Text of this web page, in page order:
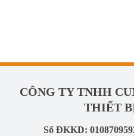
CÔNG TY TNHH
THIẾT
Số ĐKKD: